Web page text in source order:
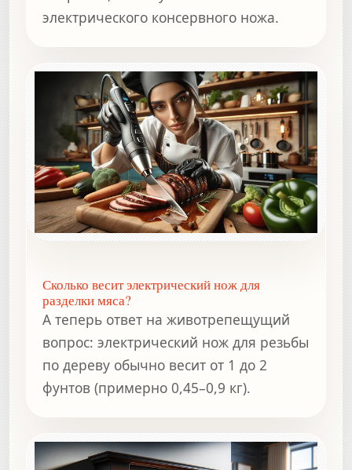
электрического консервного ножа.
Сколько весит электрический нож для
разделки мяса?
А теперь ответ на животрепещущий
вопрос: электрический нож для резьбы
по дереву обычно весит от 1 до 2
фунтов (примерно 0,45–0,9 кг).